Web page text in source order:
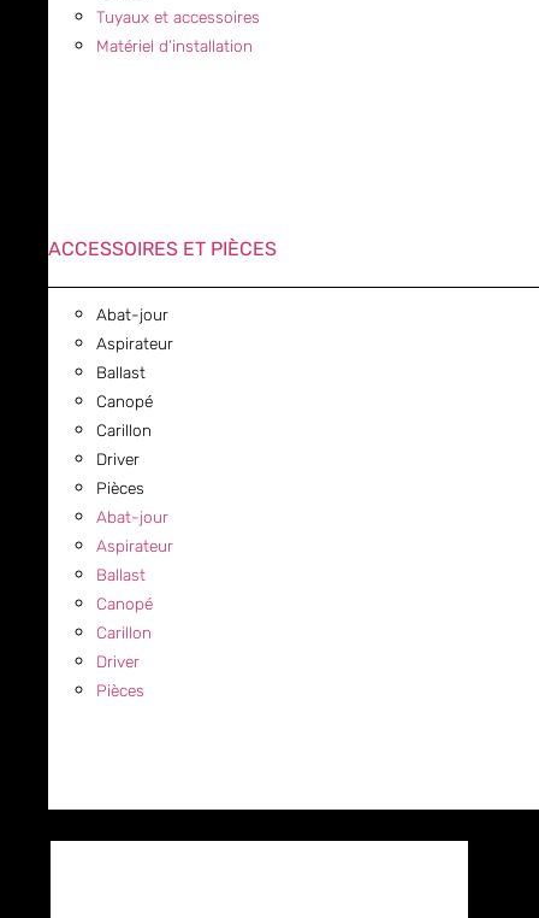
Tuyaux et accessoires
Matériel d’installation
ACCESSOIRES ET PIÈCES
Abat-jour
Aspirateur
Ballast
Canopé
Carillon
Driver
Pièces
Abat-jour
Aspirateur
Ballast
Canopé
Carillon
Driver
Pièces